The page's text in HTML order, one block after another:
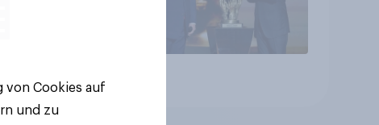
von Cookies auf
und zu